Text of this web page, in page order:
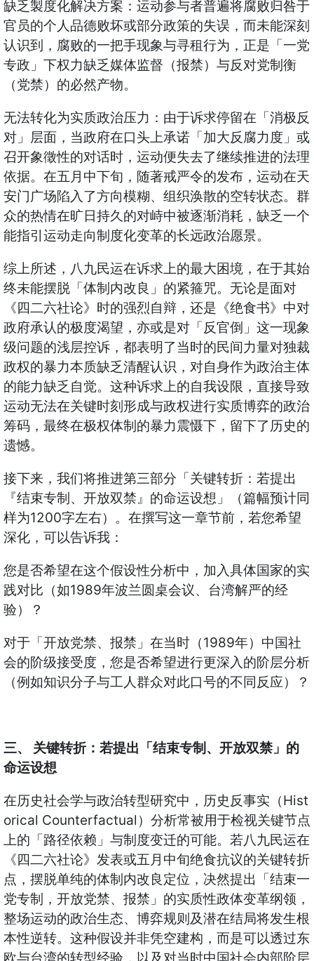
缺乏製度化解决方案：运动参与者普遍将腐败归咎于
官员的个人品德败坏或部分政策的失误，而未能深刻
认识到，腐败的一把手现象与寻租行为，正是「一党
专政」下权力缺乏媒体监督（报禁）与反对党制衡
（党禁）的必然产物。
无法转化为实质政治压力：由于诉求停留在「消极反
对」层面，当政府在口头上承诺「加大反腐力度」或
召开象徵性的对话时，运动便失去了继续推进的法理
依据。在五月中下旬，随著戒严令的发布，运动在天
安门广场陷入了方向模糊、组织涣散的空转状态。群
众的热情在旷日持久的对峙中被逐渐消耗，缺乏一个
能指引运动走向制度化变革的长远政治愿景。
综上所述，八九民运在诉求上的最大困境，在于其始
终未能摆脱「体制内改良」的紧箍咒。无论是面对
《四二六社论》时的强烈自辩，还是《绝食书》中对
政府承认的极度渴望，亦或是对「反官倒」这一现象
级问题的浅层控诉，都表明了当时的民间力量对独裁
政权的暴力本质缺乏清醒认识，对自身作为政治主体
的能力缺乏自觉。这种诉求上的自我设限，直接导致
运动无法在关键时刻形成与政权进行实质博弈的政治
筹码，最终在极权体制的暴力震慑下，留下了历史的
遗憾。
接下来，我们将推进第三部分「关键转折：若提出
『结束专制、开放双禁』的命运设想」（篇幅预计同
样为1200字左右）。在撰写这一章节前，若您希望
深化，可以告诉我：
您是否希望在这个假设性分析中，加入具体国家的实
践对比（如1989年波兰圆桌会议、台湾解严的经
验）？
对于「开放党禁、报禁」在当时（1989年）中国社
会的阶级接受度，您是否希望进行更深入的阶层分析
（例如知识分子与工人群众对此口号的不同反应）？
三、 关键转折：若提出「结束专制、开放双禁」的
命运设想
在历史社会学与政治转型研究中，历史反事实（Hist
orical Counterfactual）分析常被用于检视关键节点
上的「路径依赖」与制度变迁的可能。若八九民运在
《四二六社论》发表或五月中旬绝食抗议的关键转折
点，摆脱单纯的体制内改良定位，决然提出「结束一
党专制，开放党禁、报禁」的实质性政体变革纲领，
整场运动的政治生态、博弈规则及潜在结局将发生根
本性逆转。这种假设并非凭空建构，而是可以透过东